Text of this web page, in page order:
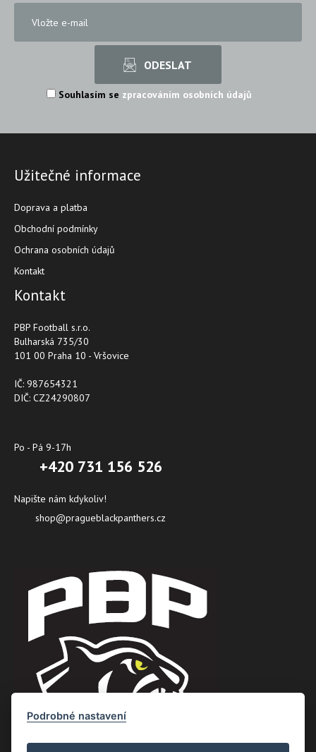
Souhlasím se zpracováním osobních údajů
Užitečné informace
Doprava a platba
Obchodní podmínky
Ochrana osobních údajů
Kontakt
Kontakt
PBP Football s.r.o.
Bulharská 735/30
101 00 Praha 10 - Vršovice
IČ: 987654321
DIČ: CZ24290807
Po - Pá 9-17h
+420 731 156 526
Napište nám kdykoliv!
shop@pragueblackpanthers.cz
Podrobné nastavení